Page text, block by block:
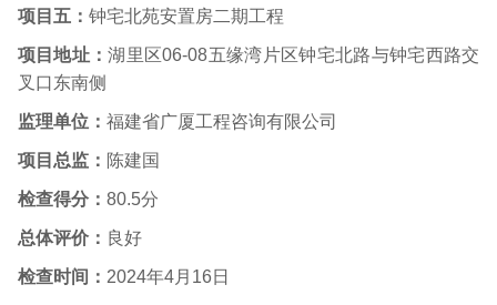
项目五： 钟宅北苑安置房二期工程
项目地址：湖里区06-08五缘湾片区钟宅北路与钟宅西路交
叉口东南侧
监理单位： 福建省广厦工程咨询有限公司
项目总监： 陈建国
检查得分： 80.5分
总体评价： 良好
检查时间： 2024年4月 16日